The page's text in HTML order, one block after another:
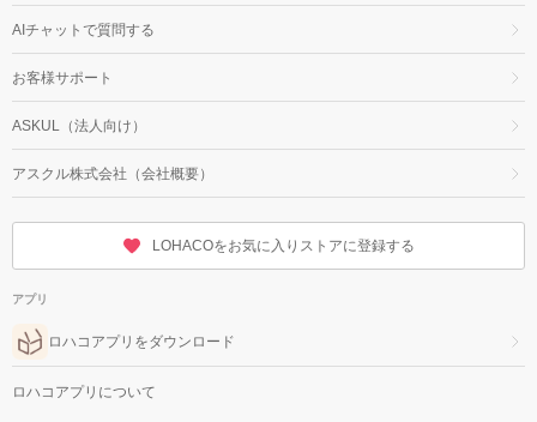
AIチャットで質問する
お客様サポート
ASKUL（法人向け）
アスクル株式会社（会社概要）
LOHACOをお気に入りストアに登録する
アプリ
ロハコアプリをダウンロード
ロハコアプリについて